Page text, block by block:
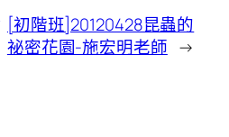
[初階班]20120428昆蟲的
祕密花園-施宏明老師 →